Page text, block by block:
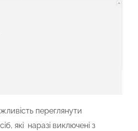
переглянути
які наразі виключені з